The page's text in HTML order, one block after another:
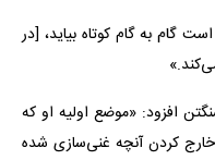
گام به گام کوتاه بیاید، [در
افزود: «موضع اولیه او که
کردن آنچه غنی‌سازی شده